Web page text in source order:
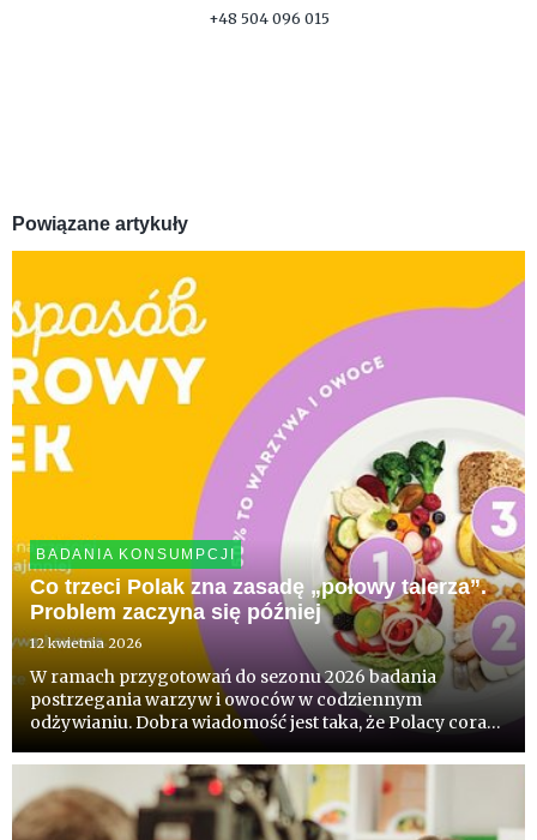
+48 504 096 015
Powiązane artykuły
BADANIA KONSUMPCJI
Co trzeci Polak zna zasadę „połowy talerza”.
Problem zaczyna się później
12 kwietnia 2026
W ramach przygotowań do sezonu 2026 badania
postrzegania warzyw i owoców w codziennym
odżywianiu. Dobra wiadomość jest taka, że Polacy coraz
blisko 1/3 wie, że warzywa i owoce powinny stanowić
połowę tego co jemy. Badania...